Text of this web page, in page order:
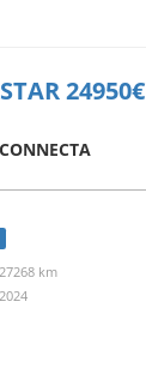
24950€
27268 km
2024